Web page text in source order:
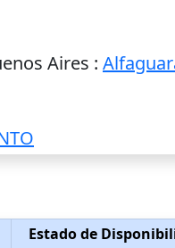
Aires :
Estado de